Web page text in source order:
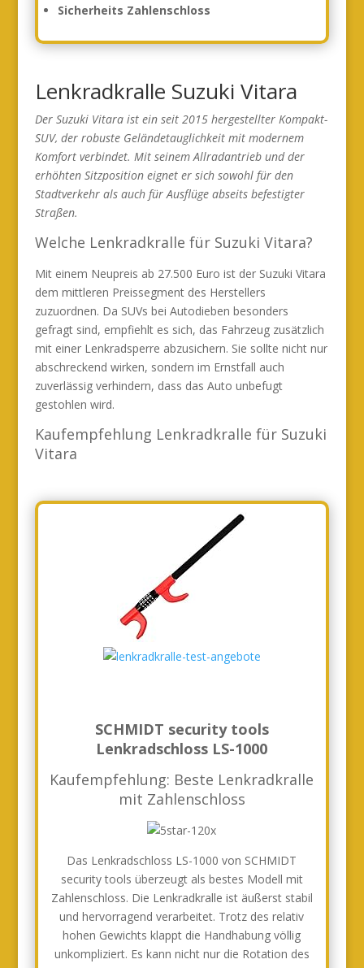
Sicherheits Zahlenschloss
Lenkradkralle Suzuki Vitara
Der Suzuki Vitara ist ein seit 2015 hergestellter Kompakt-
SUV, der robuste Geländetauglichkeit mit modernem
Komfort verbindet. Mit seinem Allradantrieb und der
erhöhten Sitzposition eignet er sich sowohl für den
Stadtverkehr als auch für Ausflüge abseits befestigter
Straßen.
Welche Lenkradkralle für Suzuki Vitara?
Mit einem Neupreis ab 27.500 Euro ist der Suzuki Vitara
dem mittleren Preissegment des Herstellers
zuzuordnen. Da SUVs bei Autodieben besonders
gefragt sind, empfiehlt es sich, das Fahrzeug zusätzlich
mit einer Lenkradsperre abzusichern. Sie sollte nicht nur
abschreckend wirken, sondern im Ernstfall auch
zuverlässig verhindern, dass das Auto unbefugt
gestohlen wird.
Kaufempfehlung Lenkradkralle für Suzuki
Vitara
SCHMIDT security tools
Lenkradschloss LS-1000
Kaufempfehlung: Beste Lenkradkralle
mit Zahlenschloss
Das Lenkradschloss LS-1000 von SCHMIDT
security tools überzeugt als bestes Modell mit
Zahlenschloss. Die Lenkradkralle ist äußerst stabil
und hervorragend verarbeitet. Trotz des relativ
hohen Gewichts klappt die Handhabung völlig
unkompliziert. Es kann nicht nur die Rotation des